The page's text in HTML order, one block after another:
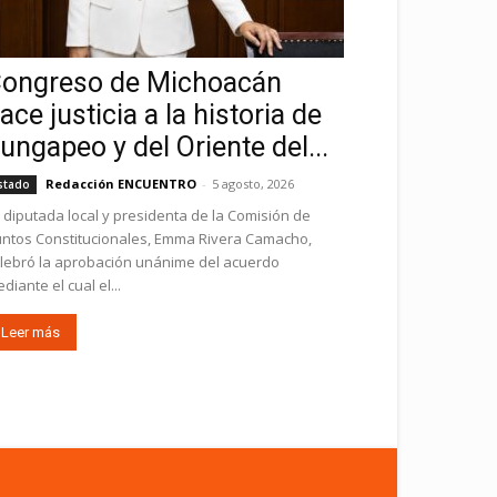
de Michoacán
justicia a la historia de
y del Oriente del...
Redacción ENCUENTRO - 5 agosto, 2026
diputada local y presidenta de la Comisión de
Constitucionales, Emma Rivera Camacho,
la aprobación unánime del acuerdo
el cual el...
Leer más